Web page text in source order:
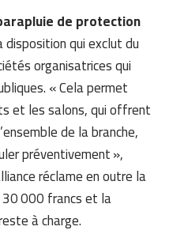
de protection
disposition qui exclut du
organisatrices qui
« Cela permet
et les salons, qui offrent
de la branche,
préventivement »,
réclame en outre la
000 francs et la
à charge.